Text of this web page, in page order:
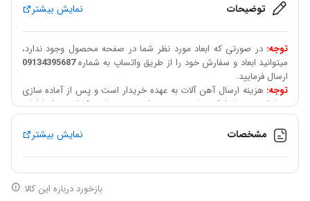
توضیحات نمایش بیشتر
توجه: در صورتی که ابعاد مورد نظر شما در صفحه محصول وجود ندارد،
میتوانید ابعاد و سفارش خود را از طریق واتساپ به شماره09134395687
ارسال فرمایید.
توجه: هزینه ارسال آهن آلات به عهده خریدار است و پس از آماده سازی
سفارش، توسط شرکت باربری تعیین شده و توسط همکاران به شما اعلام
میگردد.
قابل توجه مشتریان عزیز:
سقف تراکنش درگاه بانکی 50 میلیون تومان
است در صورت خرید به مبلغ بالاتر میبایست بعد از هماهنگی و استعلام
قیمت بروز الباقی مبلغ سفارش از طریق شماره حساب پرداخت گردد و
فیش واریز را داخل واتساپ به09024002093ارسال نمایید.
شبا بانک پاسارگاد : IR 970-570-1301-8001-2588-4951-01 به نام بهنام
مشخصات نمایش بیشتر
بازخورد درباره این کالا